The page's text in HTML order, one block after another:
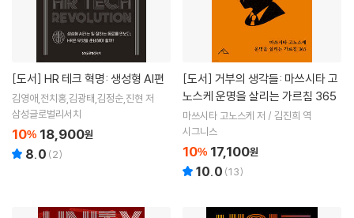
[도서] HR 테크 혁명: 생성형 AI편
김영애,전치홍,김광태,김정순,진현 저
삼성글로벌리서치
10% 18,900원
8.0 (2)
[도서]
노스케 운명을 살리는 가르침 365
마쓰시타 고노스케 저 / 김진희 역
시그니스
10% 17,100원
10.0 (13)